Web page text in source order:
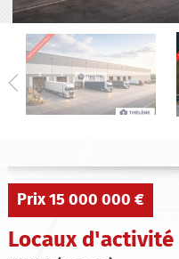
Qui sommes-nous ?
Contact
Prix15 000 000 €
Locaux d'activité